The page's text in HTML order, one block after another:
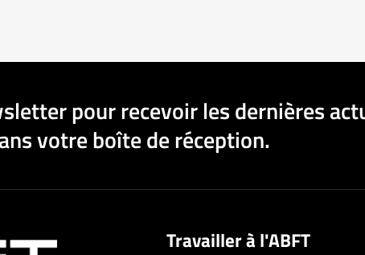
pour recevoir les dernières
votre boîte de réception.
Travailler à l'ABFT